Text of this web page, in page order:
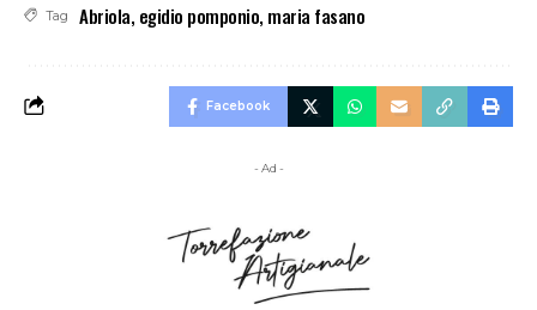
Tag Abriola, egidio pomponio, maria fasano
Facebook
- Ad -